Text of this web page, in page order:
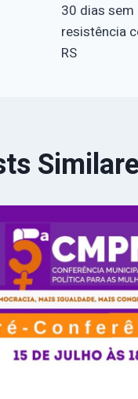
de
30 dias sem
resistência
RS